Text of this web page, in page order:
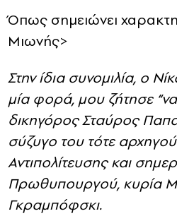
Όπως σημειώνει
Μιωνής>
Στην ίδια συνομιλία, ο
μία φορά, μου ζήτησε “να
δικηγόρος Σταύρος
σύζυγο του τότε
Αντιπολίτευσης και
Πρωθυπουργού, κυρία
Γκραμπόφσκι.